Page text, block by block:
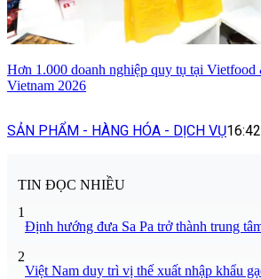
Hơn 1.000 doanh nghiệp quy tụ tại Vietfood
Vietnam 2026
SẢN PHẨM - HÀNG HÓA - DỊCH VỤ16:42
TIN ĐỌC NHIỀU
1
Định hướng đưa Sa Pa trở thành trung
2
Việt Nam duy trì vị thế xuất nhập khẩu